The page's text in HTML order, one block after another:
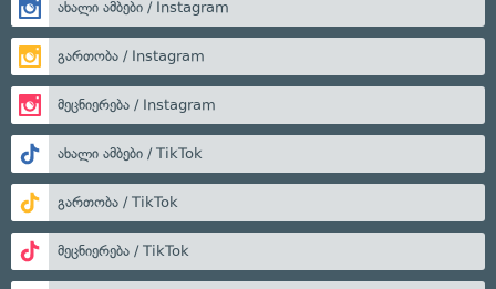
ახალი ამბები / Instagram
გართობა / Instagram
მეცნიერება / Instagram
ახალი ამბები / TikTok
გართობა / TikTok
მეცნიერება / TikTok